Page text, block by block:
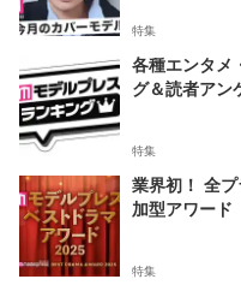
特集
各種エンタメ
グ＆読者アン
特集
業界初！ 全
加型アワード
特集